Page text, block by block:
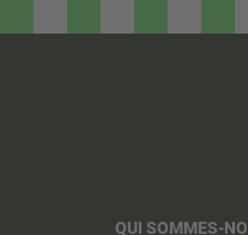
QUI SOMMES-